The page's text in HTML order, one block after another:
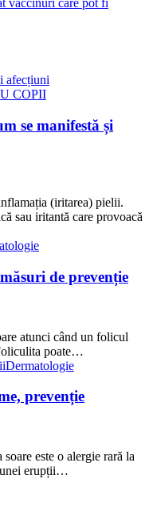
afecțiuni
COPII
se manifestă și
(iritarea) pielii.
sau iritantă care provoacă
de prevenție
atunci când un folicul
poate…
Dermatologie
prevenție
este o alergie rară la
unei erupții…